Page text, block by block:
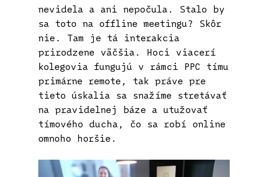
nevidela a ani nepočula. Stalo by
sa toto na offline meetingu? Skôr
nie. Tam je tá interakcia
prirodzene väčšia. Hoci viacerí
kolegovia fungujú v rámci PPC tímu
primárne remote, tak práve pre
tieto úskalia sa snažíme stretávať
na pravidelnej báze a utužovať
tímového ducha, čo sa robí online
omnoho horšie.